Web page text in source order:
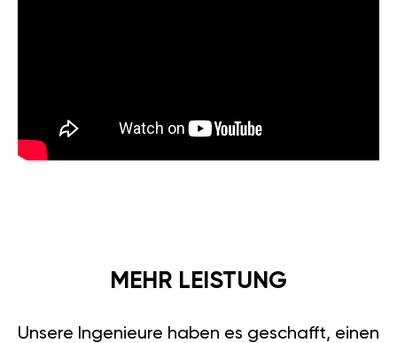
MEHR LEISTUNG
Unsere Ingenieure haben es geschafft, einen